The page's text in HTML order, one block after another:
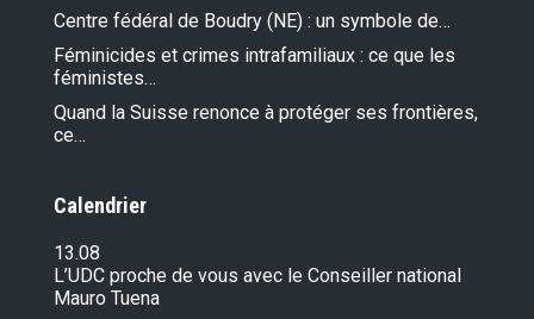
Centre fédéral de Boudry (NE) : un symbole de…
Féminicides et crimes intrafamiliaux : ce que les
féministes…
Quand la Suisse renonce à protéger ses frontières,
ce…
Calendrier
13.08
L’UDC proche de vous avec le Conseiller national
Mauro Tuena